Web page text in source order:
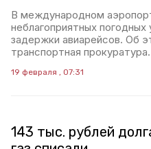
В международном
неблагоприятных
задержки авиарейсов. Об
транспортная прокуратура.
19 февраля , 07:31
143 тыс. рублей